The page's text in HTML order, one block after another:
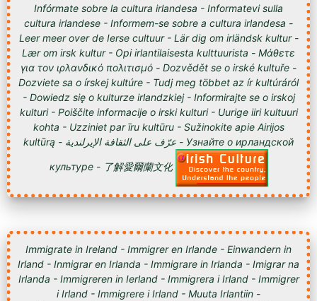
Infórmate sobre la cultura irlandesa - Informatevi sulla
cultura irlandese - Informem-se sobre a cultura irlandesa -
Leer meer over de Ierse cultuur - Lär dig om irländsk kultur -
Lær om irsk kultur - Opi irlantilaisesta kulttuurista - Μάθετε
για τον ιρλανδικό πολιτισμό - Dozvědět se o irské kultuře -
Dozviete sa o írskej kultúre - Tudj meg többet az ír kultúráról
- Dowiedz się o kulturze irlandzkiej - Informirajte se o irskoj
kulturi - Poiščite informacije o irski kulturi - Uurige iiri kultuuri
kohta - Uzziniet par īru kultūru - Sužinokite apie Airijos
kultūrą - عرّف على الثقافة الإيرلندية - Узнайте о ирландской
культуре - 了解愛爾蘭文化
Immigrate in Ireland - Immigrer en Irlande - Einwandern in
Irland - Inmigrar en Irlanda - Immigrare in Irlanda - Imigrar na
Irlanda - Immigreren in Ierland - Immigrera i Irland - Immigrer
i Irland - Immigrere i Irland - Muuta Irlantiin -